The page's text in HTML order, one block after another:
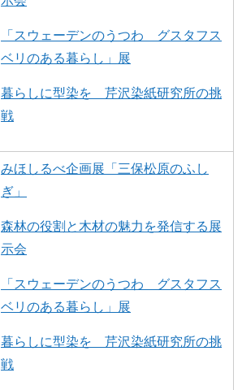
「スウェーデンのうつわ グスタフス
ベリのある暮らし」展
暮らしに型染を 芹沢染紙研究所の挑
戦
みほしるべ企画展「三保松原のふし
ぎ」
森林の役割と木材の魅力を発信する展
示会
「スウェーデンのうつわ グスタフス
ベリのある暮らし」展
暮らしに型染を 芹沢染紙研究所の挑
戦